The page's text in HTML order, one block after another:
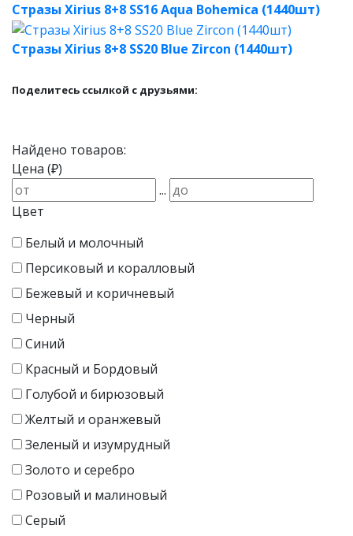
Стразы Xirius 8+8 SS16 Aqua Bohemica (1440шт)
Стразы Xirius 8+8 SS20 Blue Zircon (1440шт)
Поделитесь ссылкой с друзьями:
Найдено товаров:
Цена (₽)
...
Цвет
Белый и молочный
Персиковый и коралловый
Бежевый и коричневый
Черный
Синий
Красный и Бордовый
Голубой и бирюзовый
Желтый и оранжевый
Зеленый и изумрудный
Золото и серебро
Розовый и малиновый
Серый